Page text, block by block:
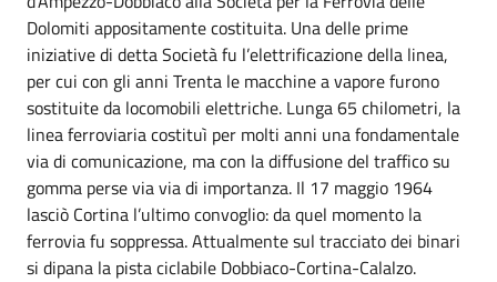
Dolomiti appositamente costituita. Una delle prime
iniziative di detta Società fu l’elettrificazione della linea,
per cui con gli anni Trenta le macchine a vapore furono
sostituite da locomobili elettriche. Lunga 65 chilometri, la
linea ferroviaria costituì per molti anni una fondamentale
via di comunicazione, ma con la diffusione del traffico su
gomma perse via via di importanza. Il 17 maggio 1964
lasciò Cortina l’ultimo convoglio: da quel momento la
ferrovia fu soppressa. Attualmente sul tracciato dei binari
si dipana la pista ciclabile Dobbiaco-Cortina-Calalzo.